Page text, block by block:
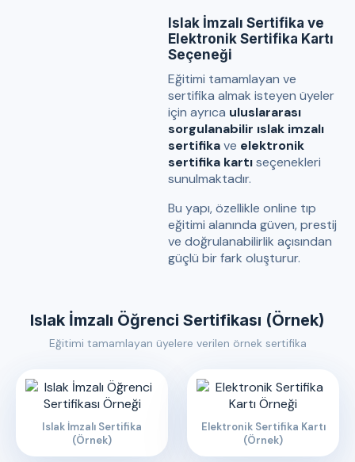
Islak İmzalı Sertifika ve
Elektronik Sertifika Kartı
Seçeneği
Eğitimi tamamlayan ve
sertifika almak isteyen üyeler
için ayrıca uluslararası
sorgulanabilir ıslak imzalı
sertifikave elektronik
sertifika kartıseçenekleri
sunulmaktadır.
Bu yapı, özellikle online tıp
eğitimi alanında güven, prestij
ve doğrulanabilirlik açısından
güçlü bir fark oluşturur.
Islak İmzalı Öğrenci Sertifikası (Örnek)
Eğitimi tamamlayan üyelere verilen örnek sertifika
Islak İmzalı Sertifika
(Örnek)
Elektronik Sertifika Kartı
(Örnek)